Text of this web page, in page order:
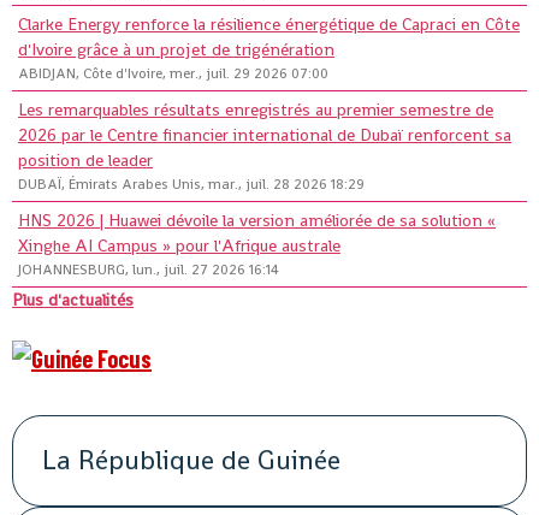
Clarke Energy renforce la résilience énergétique de Capraci en Côte
d'Ivoire grâce à un projet de trigénération
ABIDJAN, Côte d'Ivoire, mer., juil. 29 2026 07:00
Les remarquables résultats enregistrés au premier semestre de
2026 par le Centre financier international de Dubaï renforcent sa
position de leader
DUBAÏ, Émirats Arabes Unis, mar., juil. 28 2026 18:29
HNS 2026 | Huawei dévoile la version améliorée de sa solution «
Xinghe AI Campus » pour l'Afrique australe
JOHANNESBURG, lun., juil. 27 2026 16:14
Plus d'actualités
La République de Guinée